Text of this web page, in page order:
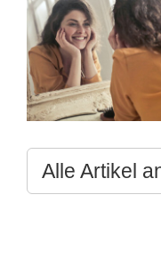
Alle Artikel